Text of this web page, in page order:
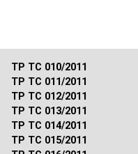
ТР ТС 010/2011
ТР ТС 011/2011
ТР ТС 012/2011
ТР ТС 013/2011
ТР ТС 014/2011
ТР ТС 015/2011